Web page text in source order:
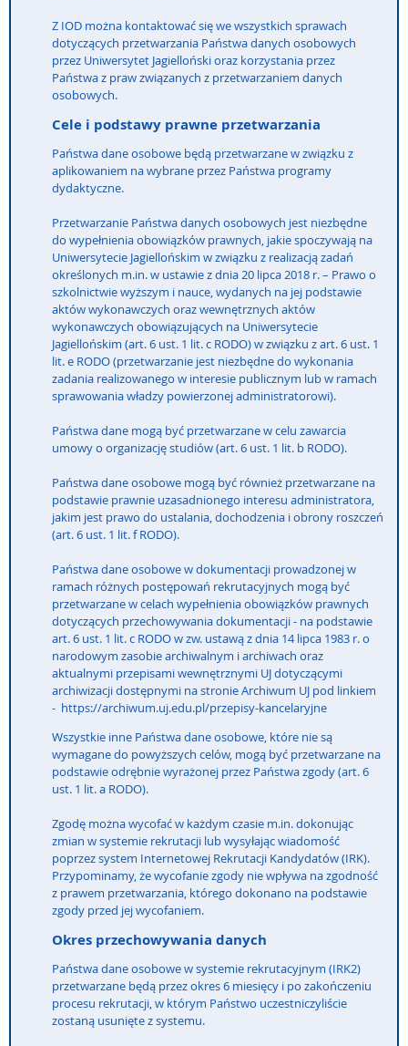
Z IOD można kontaktować się we wszystkich sprawach
dotyczących przetwarzania Państwa danych osobowych
przez Uniwersytet Jagielloński oraz korzystania przez
Państwa z praw związanych z przetwarzaniem danych
osobowych.
Cele i podstawy prawne przetwarzania
Państwa dane osobowe będą przetwarzane w związku z
aplikowaniem na wybrane przez Państwa programy
dydaktyczne.
Przetwarzanie Państwa danych osobowych jest niezbędne
do wypełnienia obowiązków prawnych, jakie spoczywają na
Uniwersytecie Jagiellońskim w związku z realizacją zadań
określonych m.in. w ustawie z dnia 20 lipca 2018 r. – Prawo o
szkolnictwie wyższym i nauce, wydanych na jej podstawie
aktów wykonawczych oraz wewnętrznych aktów
wykonawczych obowiązujących na Uniwersytecie
Jagiellońskim (art. 6 ust. 1 lit. c RODO) w związku z art. 6 ust. 1
lit. e RODO (przetwarzanie jest niezbędne do wykonania
zadania realizowanego w interesie publicznym lub w ramach
sprawowania władzy powierzonej administratorowi).
Państwa dane mogą być przetwarzane w celu zawarcia
umowy o organizację studiów (art. 6 ust. 1 lit. b RODO).
Państwa dane osobowe mogą być również przetwarzane na
podstawie prawnie uzasadnionego interesu administratora,
jakim jest prawo do ustalania, dochodzenia i obrony roszczeń
(art. 6 ust. 1 lit. f RODO).
Państwa dane osobowe w dokumentacji prowadzonej w
ramach różnych postępowań rekrutacyjnych mogą być
przetwarzane w celach wypełnienia obowiązków prawnych
dotyczących przechowywania dokumentacji - na podstawie
art. 6 ust. 1 lit. c RODO w zw. ustawą z dnia 14 lipca 1983 r. o
narodowym zasobie archiwalnym i archiwach oraz
aktualnymi przepisami wewnętrznymi UJ dotyczącymi
archiwizacji dostępnymi na stronie Archiwum UJ pod linkiem
- https://archiwum.uj.edu.pl/przepisy-kancelaryjne
Wszystkie inne Państwa dane osobowe, które nie są
wymagane do powyższych celów, mogą być przetwarzane na
podstawie odrębnie wyrażonej przez Państwa zgody (art. 6
ust. 1 lit. a RODO).
Zgodę można wycofać w każdym czasie m.in. dokonując
zmian w systemie rekrutacji lub wysyłając wiadomość
poprzez system Internetowej Rekrutacji Kandydatów (IRK).
Przypominamy, że wycofanie zgody nie wpływa na zgodność
z prawem przetwarzania, którego dokonano na podstawie
zgody przed jej wycofaniem.
Okres przechowywania danych
Państwa dane osobowe w systemie rekrutacyjnym (IRK2)
przetwarzane będą przez okres 6 miesięcy i po zakończeniu
procesu rekrutacji, w którym Państwo uczestniczyliście
zostaną usunięte z systemu.